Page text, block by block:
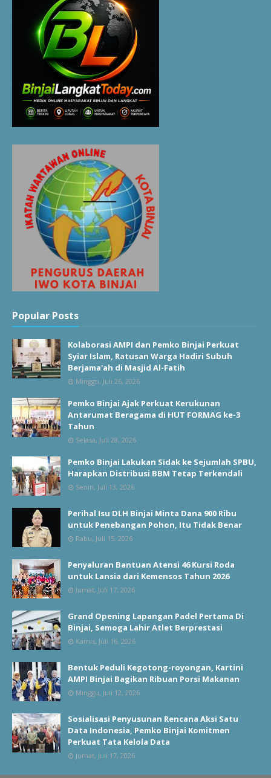
Popular Posts
Kolaborasi AMPI dan Pemko Binjai Perkuat
Syiar Islam, Ratusan Warga Hadiri Subuh
Berjama'ah di Masjid Al-Fatih
Minggu, Juli 26, 2026
Pemko Binjai Ajak Perkuat Kerukunan
Antarumat Beragama di HUT FORMAG ke-3
Tahun
Selasa, Juli 28, 2026
Pemko Binjai Lakukan Sidak ke Sejumlah SPBU,
Harapkan Distribusi BBM Tetap Terkendali
Senin, Juli 13, 2026
Perihal Isu DLH Binjai Minta Dana 900 Ribu
untuk Penebangan Pohon, Itu Tidak Benar
Rabu, Juli 15, 2026
Penyaluran Bantuan Atensi 46 Kursi Roda
untuk Lansia dari Kemensos Tahun 2026
Jumat, Juli 17, 2026
Grand Opening Lapangan Padel Pertama Di
Binjai, Semoga Lahir Atlet Berprestasi
Kamis, Juli 16, 2026
Bentuk Peduli Kegotong-royongan, Kartini
AMPI Binjai Bagikan Ribuan Porsi Makanan
Minggu, Juli 12, 2026
Sosialisasi Penyusunan Rencana Aksi Satu
Data Indonesia, Pemko Binjai Komitmen
Perkuat Tata Kelola Data
Jumat, Juli 17, 2026